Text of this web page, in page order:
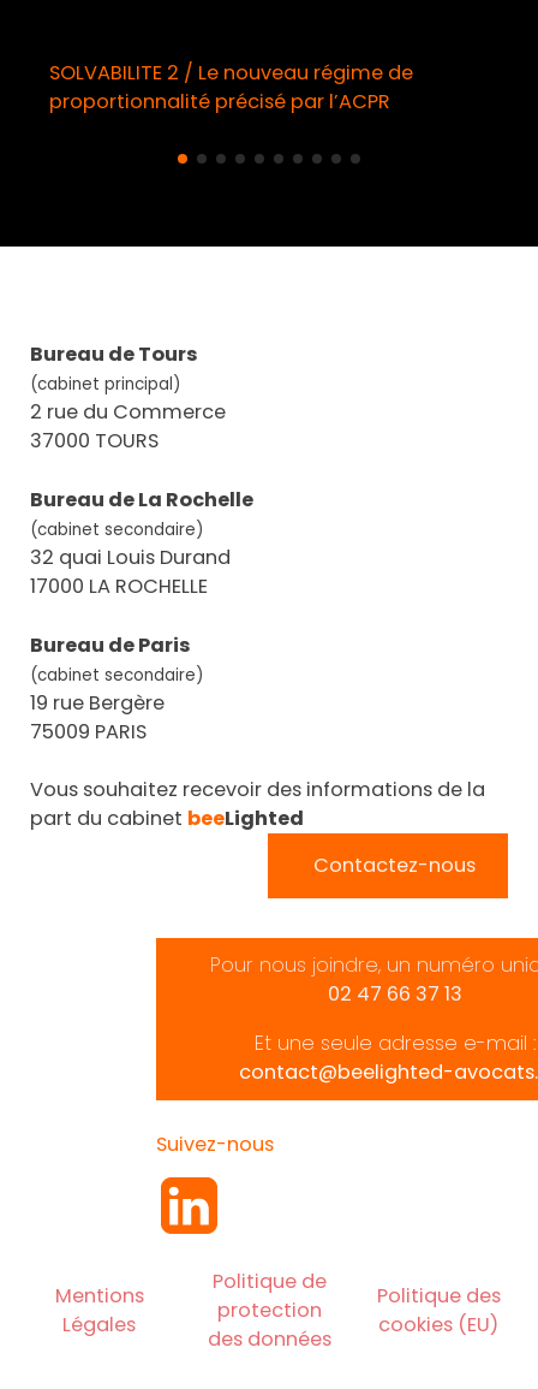
SOLVABILITE 2 / Le nouveau régime de
proportionnalité précisé par l’ACPR
Bureau de Tours
(cabinet principal)
2 rue du Commerce
37000 TOURS
Bureau de La Rochelle
(cabinet secondaire)
32 quai Louis Durand
17000 LA ROCHELLE
Bureau de Paris
(cabinet secondaire)
19 rue Bergère
75009 PARIS
Vous souhaitez recevoir des informations de la
part du cabinet beeLighted
Contactez-nous
Pour nous joindre, un numéro
02 47 66 37 13
Et une seule adresse e-mail :
contact@beelighted-
Suivez-nous
Mentions
Légales
Politique de
protection
des données
Politique des
cookies (EU)